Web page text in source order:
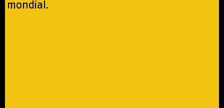
mondial.